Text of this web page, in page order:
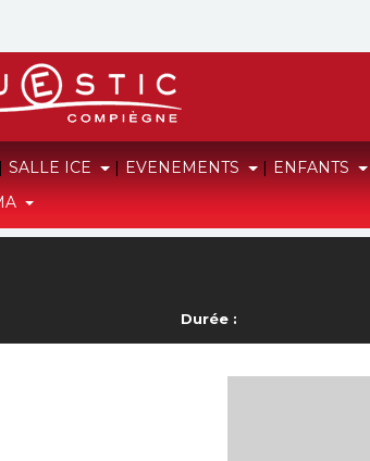
SALLE ICE | EVENEMENTS | ENFANTS
Durée :